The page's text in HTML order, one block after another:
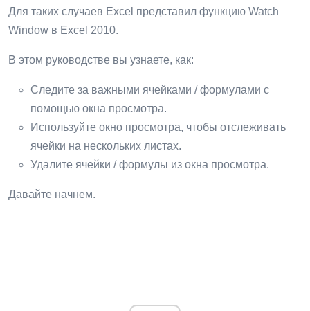
Для таких случаев Excel представил функцию Watch
Window в Excel 2010.
В этом руководстве вы узнаете, как:
Следите за важными ячейками / формулами с
помощью окна просмотра.
Используйте окно просмотра, чтобы отслеживать
ячейки на нескольких листах.
Удалите ячейки / формулы из окна просмотра.
Давайте начнем.